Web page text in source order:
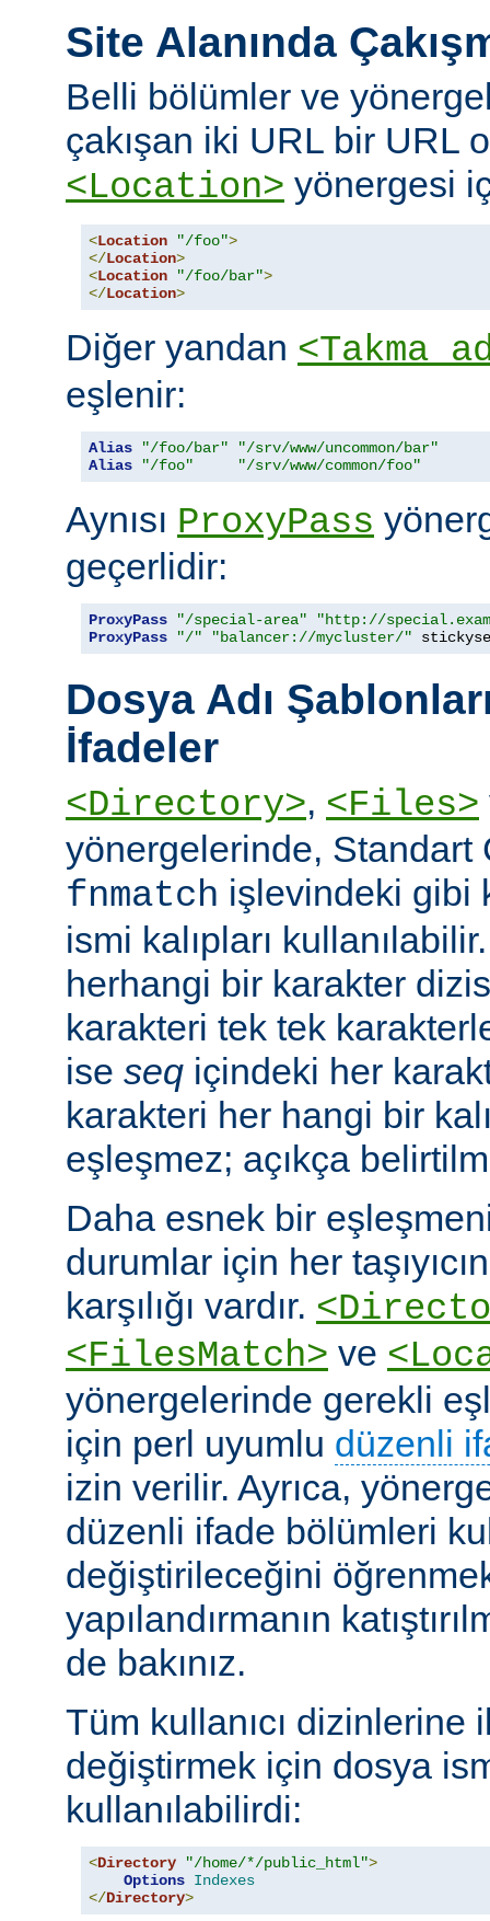
Site Alanında
Belli bölümler ve
çakışan iki URL bir URL
<Location> yönergesi
<Location "/foo">
</Location>
<Location "/foo/bar">
</Location>
Diğer yandan <Takma
eşlenir:
Alias "/foo/bar"
"/srv/www/uncommon/bar"
Alias
"/foo" "/srv/www/common/foo"
Aynısı ProxyPass
geçerlidir:
ProxyPass "/special-area"
"http://
ProxyPass
"/" "balancer://mycluster/"
Dosya Adı
İfadeler
<Directory>, <Files>
yönergelerinde, Standart
fnmatch işlevindeki gibi
ismi kalıpları
herhangi bir karakter
karakteri tek tek
ise seq içindeki her
karakteri her hangi bir
eşleşmez; açıkça
Daha esnek bir
durumlar için her
karşılığı vardır.
<FilesMatch> ve
yönergelerinde gerekli
için perl uyumlu düzenli
izin verilir. Ayrıca,
düzenli ifade bölümleri
değiştirileceğini
yapılandırmanın
de bakınız.
Tüm kullanıcı dizinlerine
değiştirmek için dosya
kullanılabilirdi:
<Directory "/home/*/public_html">
Options Indexes
</Directory>